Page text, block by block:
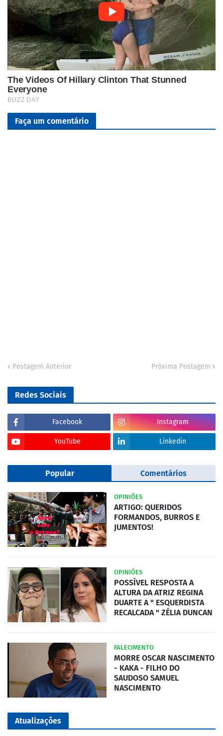
Faça um comentário
Postagem Anterior Próxima Postagem
Redes Sociais
Facebook Instagram
YouTube Linkedin
Popular Comentários
OPINIÕES
ARTIGO: QUERIDOS
FORMANDOS, BURROS E
JUMENTOS!
OPINIÕES
POSSÍVEL RESPOSTA A
ALTURA DA ATRIZ REGINA
DUARTE A " ESQUERDISTA
RECALCADA " ZÉLIA DUNCAN
FALECIMENTO
MORRE OSCAR NASCIMENTO
- KAKA - FILHO DO
SAUDOSO SAMUEL
NASCIMENTO
Atualizações